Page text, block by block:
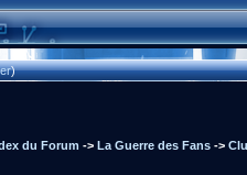
)
du Forum -> La Guerre des Fans ->